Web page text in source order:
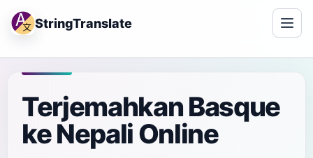
StringTranslate
Terjemahkan Basque
ke Nepali Online